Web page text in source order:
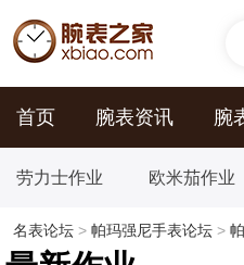
首页 腕表资讯 腕
劳力士作业 欧米茄作业
名表论坛 > 帕玛强尼手表论坛 >